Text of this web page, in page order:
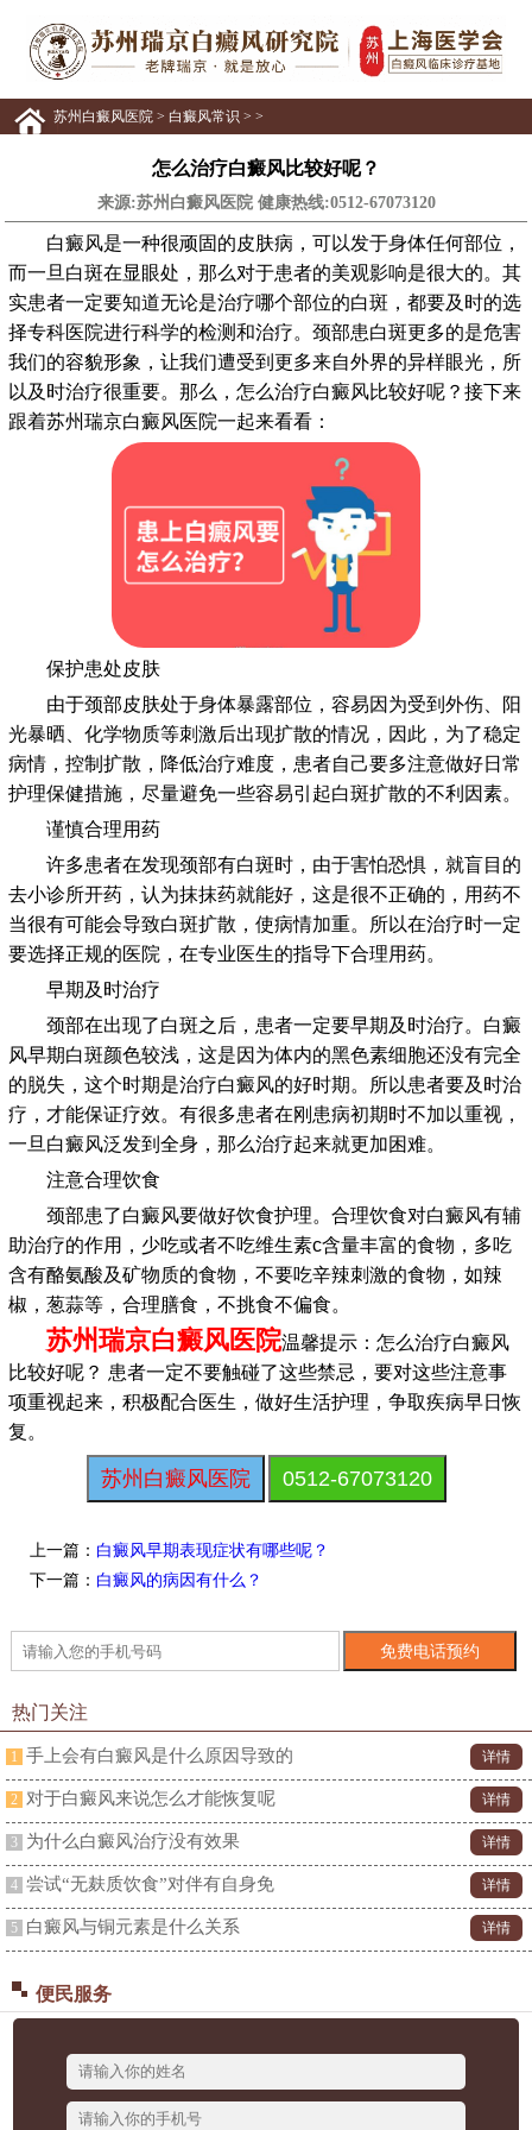
苏州白癜风医院> 白癜风常识 > >
怎么治疗白癜风比较好呢？
来源:苏州白癜风医院 健康热线:0512-67073120
白癜风是一种很顽固的皮肤病，可以发于身体任何部位，
而一旦白斑在显眼处，那么对于患者的美观影响是很大的。其
实患者一定要知道无论是治疗哪个部位的白斑，都要及时的选
择专科医院进行科学的检测和治疗。颈部患白斑更多的是危害
我们的容貌形象，让我们遭受到更多来自外界的异样眼光，所
以及时治疗很重要。那么，怎么治疗白癜风比较好呢？接下来
跟着苏州瑞京白癜风医院一起来看看：
保护患处皮肤
由于颈部皮肤处于身体暴露部位，容易因为受到外伤、阳
光暴晒、化学物质等刺激后出现扩散的情况，因此，为了稳定
病情，控制扩散，降低治疗难度，患者自己要多注意做好日常
护理保健措施，尽量避免一些容易引起白斑扩散的不利因素。
谨慎合理用药
许多患者在发现颈部有白斑时，由于害怕恐惧，就盲目的
去小诊所开药，认为抹抹药就能好，这是很不正确的，用药不
当很有可能会导致白斑扩散，使病情加重。所以在治疗时一定
要选择正规的医院，在专业医生的指导下合理用药。
早期及时治疗
颈部在出现了白斑之后，患者一定要早期及时治疗。白癜
风早期白斑颜色较浅，这是因为体内的黑色素细胞还没有完全
的脱失，这个时期是治疗白癜风的好时期。所以患者要及时治
疗，才能保证疗效。有很多患者在刚患病初期时不加以重视，
一旦白癜风泛发到全身，那么治疗起来就更加困难。
注意合理饮食
颈部患了白癜风要做好饮食护理。合理饮食对白癜风有辅
助治疗的作用，少吃或者不吃维生素c含量丰富的食物，多吃
含有酪氨酸及矿物质的食物，不要吃辛辣刺激的食物，如辣
椒，葱蒜等，合理膳食，不挑食不偏食。
苏州瑞京白癜风医院温馨提示：怎么治疗白癜风
比较好呢？ 患者一定不要触碰了这些禁忌，要对这些注意事
项重视起来，积极配合医生，做好生活护理，争取疾病早日恢
复。
苏州白癜风医院 0512-67073120
上一篇： 白癜风早期表现症状有哪些呢？
下一篇： 白癜风的病因有什么？
热门关注
1 手上会有白癜风是什么原因导致的 详情
2 对于白癜风来说怎么才能恢复呢 详情
3 为什么白癜风治疗没有效果 详情
4 尝试“无麸质饮食”对伴有自身免 详情
5 白癜风与铜元素是什么关系 详情
便民服务